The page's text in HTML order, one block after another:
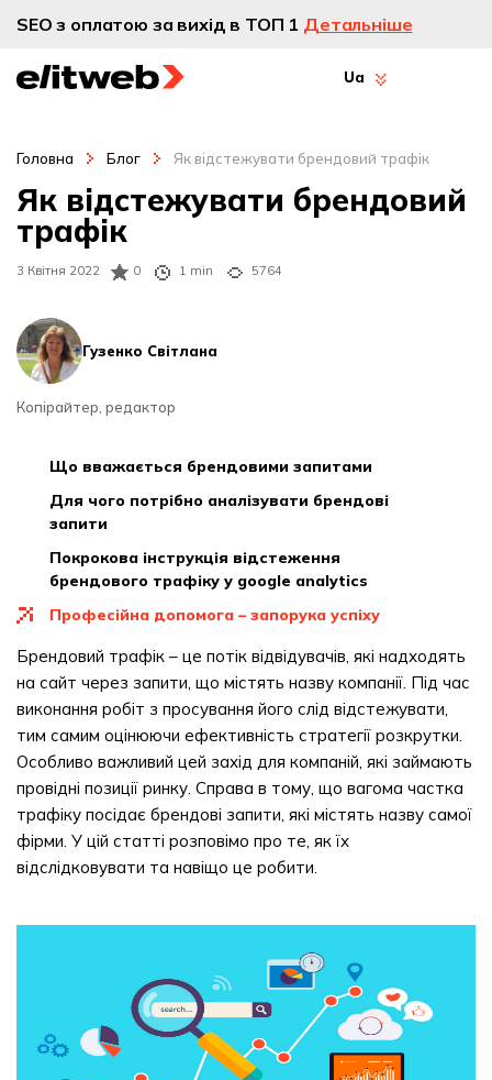
SEO з оплатою за вихід в ТОП 1 Детальніше
Ua
Головна Блог Як відстежувати брендовий трафік
3 Квітня 2022 0 1 min 5764
Гузенко Світлана
Копірайтер, редактор
Як відстежувати брендовий
трафік
що вважається брендовими запитами
для чого потрібно аналізувати брендові
запити
покрокова інструкція відстеження
брендового трафіку у google analytics
професійна допомога – запорука успіху
Брендовий трафік – це потік відвідувачів, які надходять
на сайт через запити, що містять назву компанії. Під час
виконання робіт з просування його слід відстежувати,
тим самим оцінюючи ефективність стратегії розкрутки.
Особливо важливий цей захід для компаній, які займають
провідні позиції ринку. Справа в тому, що вагома частка
трафіку посідає брендові запити, які містять назву самої
фірми. У цій статті розповімо про те, як їх
відслідковувати та навіщо це робити.